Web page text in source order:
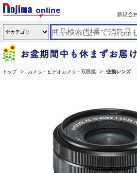
新規会
トップ カメラ・ビデオカメラ・双眼鏡 交換レンズ